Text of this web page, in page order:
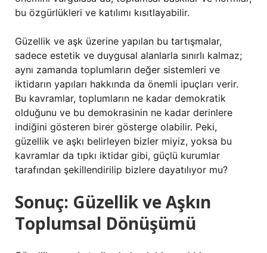
bu özgürlükleri ve katılımı kısıtlayabilir.
Güzellik ve aşk üzerine yapılan bu tartışmalar,
sadece estetik ve duygusal alanlarla sınırlı kalmaz;
aynı zamanda toplumların değer sistemleri ve
iktidarın yapıları hakkında da önemli ipuçları verir.
Bu kavramlar, toplumların ne kadar demokratik
olduğunu ve bu demokrasinin ne kadar derinlere
indiğini gösteren birer gösterge olabilir. Peki,
güzellik ve aşkı belirleyen bizler miyiz, yoksa bu
kavramlar da tıpkı iktidar gibi, güçlü kurumlar
tarafından şekillendirilip bizlere dayatılıyor mu?
Sonuç: Güzellik ve Aşkın
Toplumsal Dönüşümü